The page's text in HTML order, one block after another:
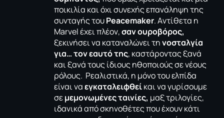
ποικιλία και όχι συνεχής επανάληψη της
συνταγής τουPeacemaker. Aντίθετα η
Marvel έχει πλέον,σαν ουροβόρος,
ξεκινήσει να καταναλώνει τηνοσταλγία
για… τον εαυτό της, καστάροντας ξανά
και ξανά τους ίδιους ηθοποιούς σε νέους
ρόλους. Ρεαλιστικά, η μόνο του ελπίδα
είναι ναεγκαταλειφθείκαι να γυρίσουμε
σεμεμονωμένες ταινίες, μαξ τριλογίες,
ιδανικά από σκηνοθέτες που έχουν κάτι